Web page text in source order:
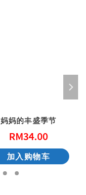
妈妈的丰盛季节
RM34.00
加入购物车